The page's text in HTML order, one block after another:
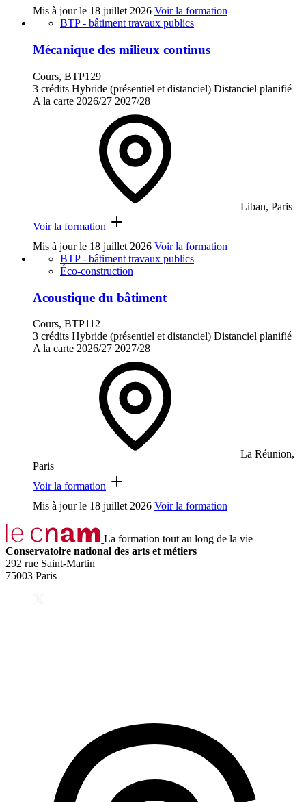
Mis à jour le 18 juillet 2026 Voir la formation
BTP - bâtiment travaux publics
Mécanique des milieux continus
Cours, BTP129
3 crédits Hybride (présentiel et distanciel) Distanciel planifié
A la carte 2026/27 2027/28
Liban, Paris
Voir la formation
Mis à jour le 18 juillet 2026 Voir la formation
BTP - bâtiment travaux publics
Éco-construction
Acoustique du bâtiment
Cours, BTP112
3 crédits Hybride (présentiel et distanciel) Distanciel planifié
A la carte 2026/27 2027/28
La Réunion,
Paris
Voir la formation
Mis à jour le 18 juillet 2026 Voir la formation
La formation tout au long de la vie
Conservatoire national des arts et métiers
292 rue Saint-Martin
75003 Paris